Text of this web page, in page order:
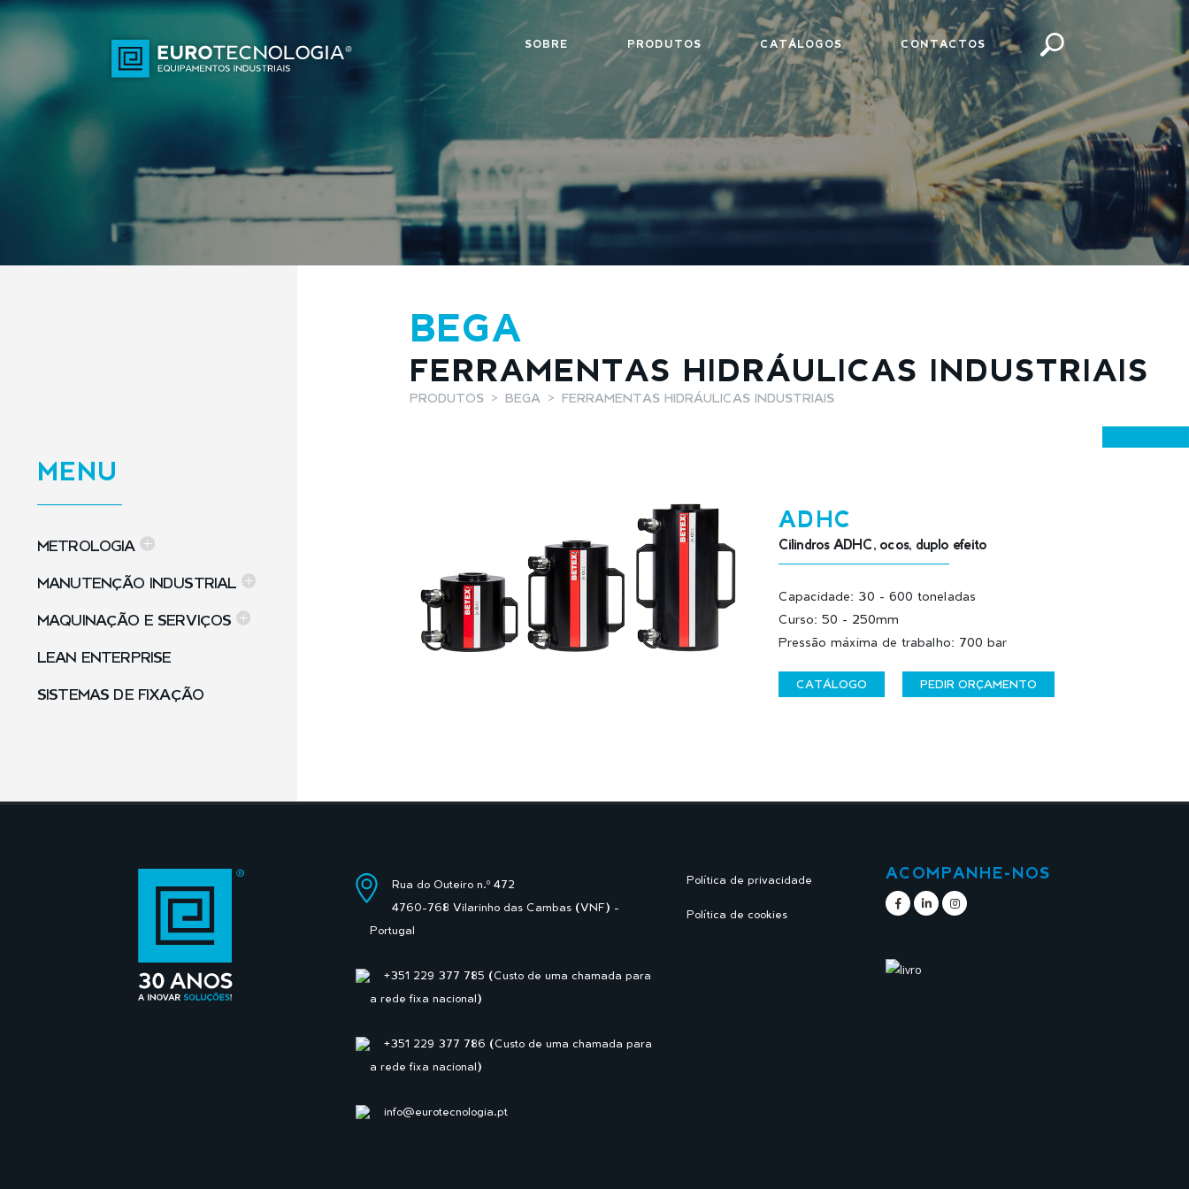
SOBRE PRODUTOS CATÁLOGOS CONTACTOS
MENU
METROLOGIA
MANUTENÇÃO INDUSTRIAL
MAQUINAÇÃO E SERVIÇOS
LEAN ENTERPRISE
SISTEMAS DE FIXAÇÃO
BEGA
FERRAMENTAS HIDRÁULICAS INDUSTRIAIS
PRODUTOS BEGA FERRAMENTAS HIDRÁULICAS INDUSTRIAIS
ADHC
Cilindros ADHC, ocos, duplo efeito
Capacidade: 30 - 600 toneladas
Curso: 50 - 250mm
Pressão máxima de trabalho: 700 bar
CATÁLOGO PEDIR ORÇAMENTO
Rua do Outeiro n.º 472
4760-768 Vilarinho das Cambas (VNF) -
Portugal
+351 229 377 785 (Custo de uma chamada para
a rede fixa nacional)
+351 229 377 786 (Custo de uma chamada para
a rede fixa nacional)
info@eurotecnologia.pt
Política de privacidade
Política de cookies
ACOMPANHE-NOS